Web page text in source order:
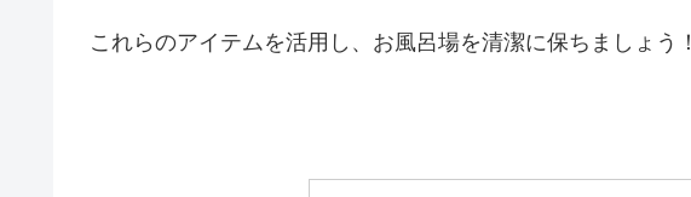
これらのアイテムを活用し、お風呂場を清潔に保ちましょう！